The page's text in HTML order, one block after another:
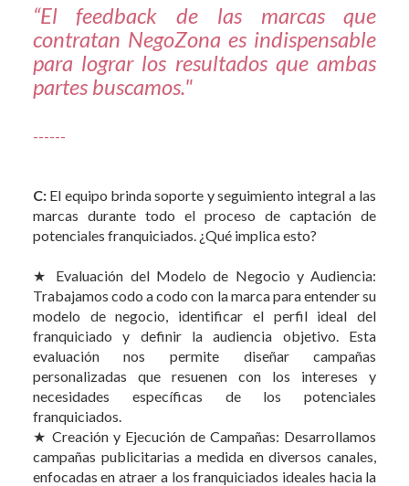
“El feedback de las marcas que
contratan NegoZona es indispensable
para lograr los resultados que ambas
partes buscamos."
------
C:El equipo brinda soporte y seguimiento integral a las
marcas durante todo el proceso de captación de
potenciales franquiciados. ¿Qué implica esto?
★ Evaluación del Modelo de Negocio y Audiencia:
Trabajamos codo a codo con la marca para entender su
modelo de negocio, identificar el perfil ideal del
franquiciado y definir la audiencia objetivo. Esta
evaluación nos permite diseñar campañas
personalizadas que resuenen con los intereses y
necesidades específicas de los potenciales
franquiciados.
★ Creación y Ejecución de Campañas: Desarrollamos
campañas publicitarias a medida en diversos canales,
enfocadas en atraer a los franquiciados ideales hacia la